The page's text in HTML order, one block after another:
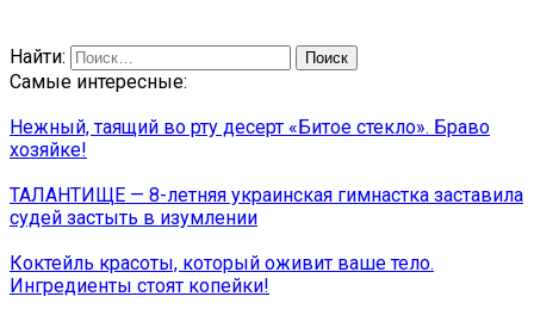
Найти:
Самые интересные:
Нежный, таящий во рту десерт «Битое стекло». Браво
хозяйке!
ТАЛАНТИЩЕ — 8-летняя украинская гимнастка заставила
судей застыть в изумлении
Коктейль красоты, который оживит ваше тело.
Ингредиенты стоят копейки!